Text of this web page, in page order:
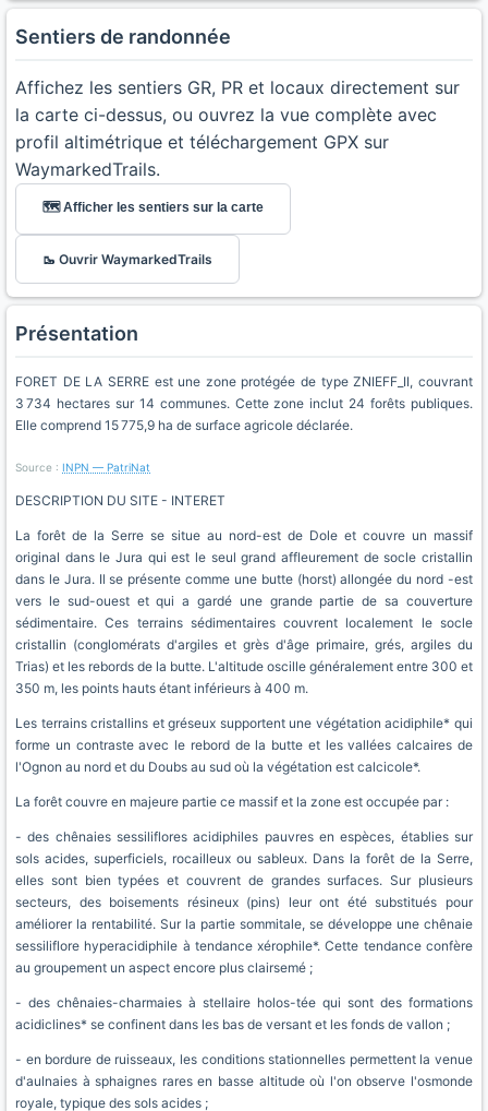
Sentiers de randonnée
Affichez les sentiers GR, PR et locaux directement sur
la carte ci-dessus, ou ouvrez la vue complète avec
profil altimétrique et téléchargement GPX sur
WaymarkedTrails.
🗺️ Afficher les sentiers sur la carte
🥾 Ouvrir WaymarkedTrails
Présentation
FORET DE LA SERRE est une zone protégée de type ZNIEFF_II, couvrant
3 734 hectares sur 14 communes. Cette zone inclut 24 forêts publiques.
Elle comprend 15 775,9 ha de surface agricole déclarée.
Source : INPN — PatriNat
DESCRIPTION DU SITE - INTERET
La forêt de la Serre se situe au nord-est de Dole et couvre un massif
original dans le Jura qui est le seul grand affleurement de socle cristallin
dans le Jura. Il se présente comme une butte (horst) allongée du nord -est
vers le sud-ouest et qui a gardé une grande partie de sa couverture
sédimentaire. Ces terrains sédimentaires couvrent localement le socle
cristallin (conglomérats d'argiles et grès d'âge primaire, grés, argiles du
Trias) et les rebords de la butte. L'altitude oscille généralement entre 300 et
350 m, les points hauts étant inférieurs à 400 m.
Les terrains cristallins et gréseux supportent une végétation acidiphile* qui
forme un contraste avec le rebord de la butte et les vallées calcaires de
l'Ognon au nord et du Doubs au sud où la végétation est calcicole*.
La forêt couvre en majeure partie ce massif et la zone est occupée par :
- des chênaies sessiliflores acidiphiles pauvres en espèces, établies sur
sols acides, superficiels, rocailleux ou sableux. Dans la forêt de la Serre,
elles sont bien typées et couvrent de grandes surfaces. Sur plusieurs
secteurs, des boisements résineux (pins) leur ont été substitués pour
améliorer la rentabilité. Sur la partie sommitale, se développe une chênaie
sessiliflore hyperacidiphile à tendance xérophile*. Cette tendance confère
au groupement un aspect encore plus clairsemé ;
- des chênaies-charmaies à stellaire holos-tée qui sont des formations
acidiclines* se confinent dans les bas de versant et les fonds de vallon ;
- en bordure de ruisseaux, les conditions stationnelles permettent la venue
d'aulnaies à sphaignes rares en basse altitude où l'on observe l'osmonde
royale, typique des sols acides ;